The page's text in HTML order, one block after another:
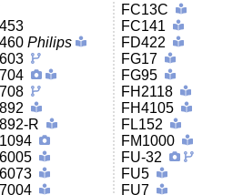
Philips
R
FC13C
FC141
FD422
FG17
FG95
FH2118
FH4105
FL152
FM1000
FU-32
FU5
FU7